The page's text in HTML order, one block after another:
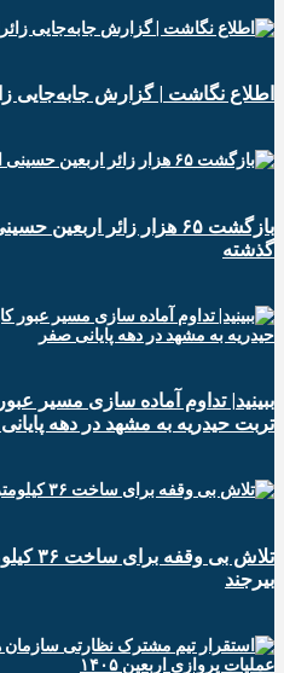
️اطلاع نگاشت | گزارش جابه‌جایی
️بازگشت ۶۵ هزار زائر
گذشته
ببینید| تداوم آماده سازی مسیر
تربت حیدریه به مشهد در دهه
تلاش
بیرجند